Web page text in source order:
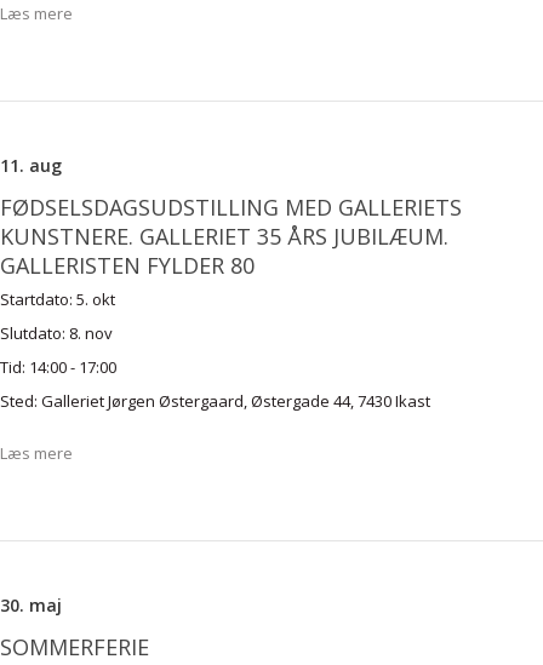
Læs mere
11. aug
FØDSELSDAGSUDSTILLING MED GALLERIETS
KUNSTNERE. GALLERIET 35 ÅRS JUBILÆUM.
GALLERISTEN FYLDER 80
Startdato: 5. okt
Slutdato: 8. nov
Tid: 14:00 - 17:00
Sted: Galleriet Jørgen Østergaard, Østergade 44, 7430 Ikast
Læs mere
30. maj
SOMMERFERIE